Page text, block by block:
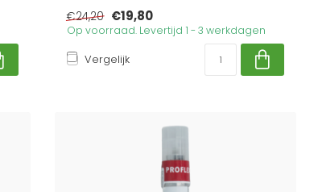
€24,20 €19,80
Op voorraad. Levertijd 1 - 3 werkdagen
Vergelijk